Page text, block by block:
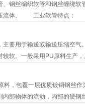
丝编织软管和钢丝缠绕软
流体。 工业软管特点：
脉冲性能优良。 3、胶管
要用于输送或输送压缩空
软。一般采用PU原料生产
料，包覆一层优质镀铜钢丝
部物体的流动，内部的硬
不属于一样的PU钢丝软管。